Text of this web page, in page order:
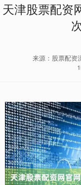
天津股票配资
来源：股票配资